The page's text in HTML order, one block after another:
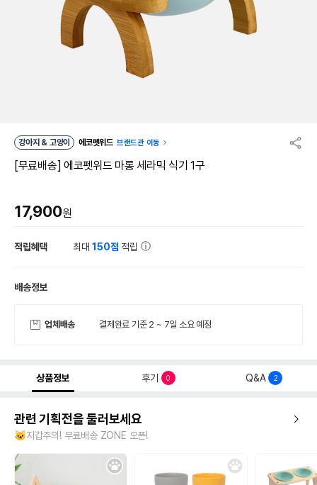
강아지 & 고양이 에코펫위드 브랜드관 이동
[무료배송] 에코펫위드 마롱 세라믹 식기 1구
17,900원
적립혜택 최대150점 적립
배송정보
업체배송 결제완료 기준 2 ~ 7일 소요 예정
상품정보 후기 0 Q&A 2
관련 기획전을 둘러보세요
🐱지갑주의! 무료배송 ZONE 오픈!